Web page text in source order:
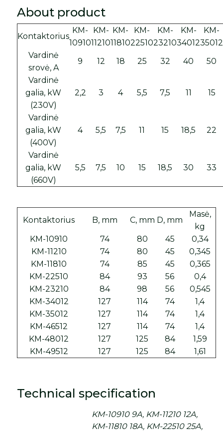
About product
Kontaktorius
KM-
10910
KM-
11210
KM-
11810
KM-
22510
KM-
23210
KM-
34012
KM-
35012
Vardinė
srovė, A
9 12 18 25 32 40
50
Vardinė
galia, kW
(230V)
2,2 3 4 5,5 7,5 11 15
Vardinė
galia, kW
(400V)
4 5,5 7,5 11 15 18,5 22
Vardinė
galia, kW
(660V)
5,5 7,5 10 15 18,5 30 33
Kontaktorius B, mm C, mm D, mm
Masė,
kg
KM-10910
74 80 45
0,34
KM-11210
74 80 45
0,345
KM-11810
74 85 45
0,365
KM-22510
84 93 56
0,4
KM-23210
84 98 56
0,545
KM-34012
127 114 74
1,4
KM-35012
127 114 74
1,4
KM-46512
127 114 74
1,4
KM-48012
127 125 84
1,59
KM-49512
127 125 84 1,61
Technical specification
KM-10910 9A, KM-11210 12A,
KM-11810 18A, KM-22510 25A,